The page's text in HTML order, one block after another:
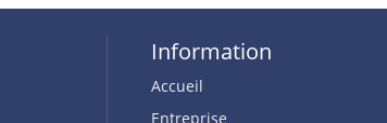
Information
Accueil
Entreprise